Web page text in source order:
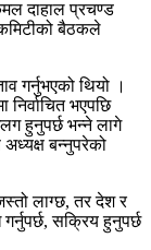
दाहाल प्रचण्ड
बैठकले
गर्नुभएको थियो ।
भएपछि
हुनुपर्छ भन्ने लागे
बन्नुपरेको
लाग्छ, तर देश र
सक्रिय हुनुपर्छ